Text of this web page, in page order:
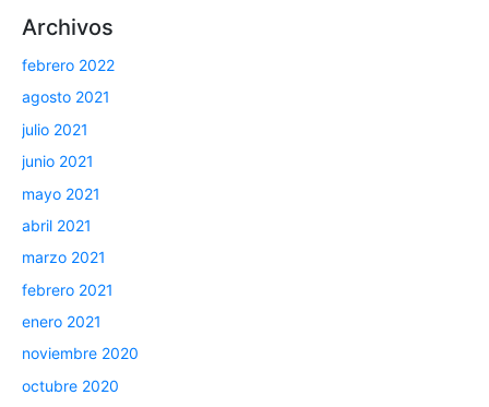
Archivos
febrero 2022
agosto 2021
julio 2021
junio 2021
mayo 2021
abril 2021
marzo 2021
febrero 2021
enero 2021
noviembre 2020
octubre 2020